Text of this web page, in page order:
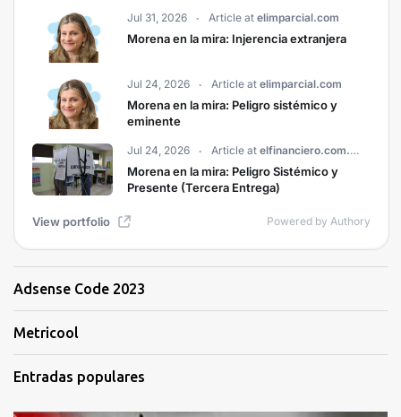
Adsense Code 2023
Metricool
Entradas populares